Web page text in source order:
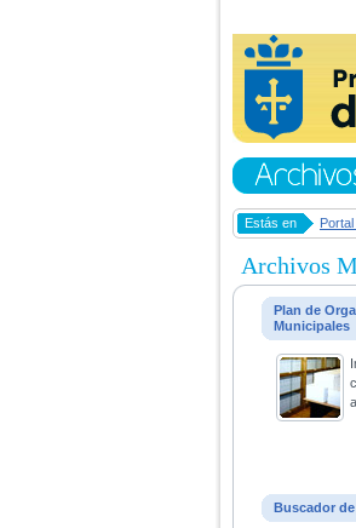
Estás en
Archivos
Plan de
Municipales
Buscador